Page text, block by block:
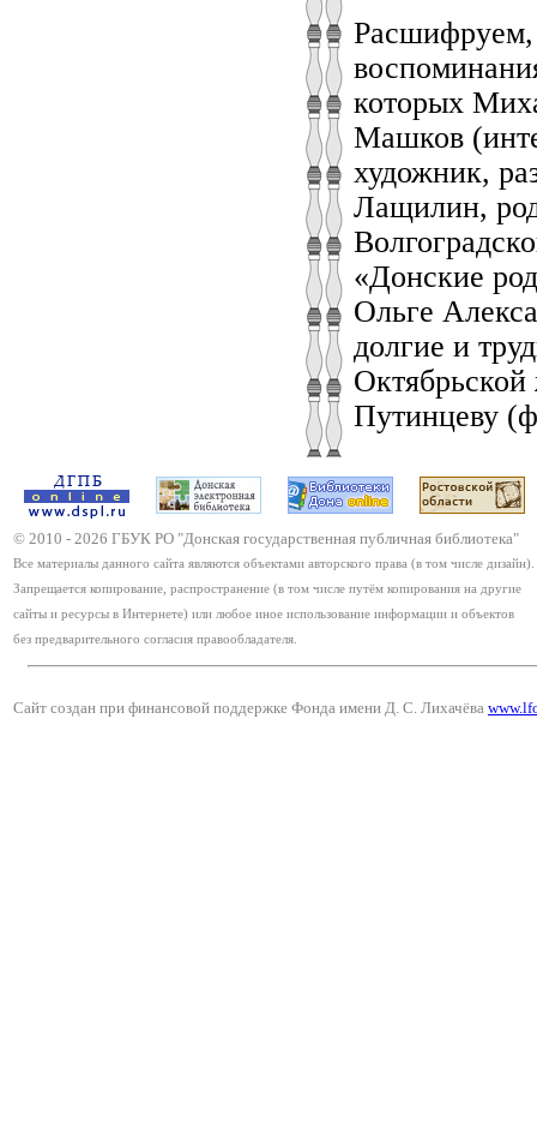
Расшифруем,
которых
Машков
художник,
Лащилин,
«Донские
Ольге
долгие и
Путинцеву
© 2010 - 2026 ГБУК РО "Донская государственная публичная библиотека"
Все материалы данного сайта являются объектами авторского права (в том числе дизайн).
Запрещается копирование, распространение (в том числе путём копирования на другие
сайты и ресурсы в Интернете) или любое иное использование информации и объектов
без предварительного согласия правообладателя.
Сайт создан при финансовой поддержке Фонда имени Д. С. Лихачёва